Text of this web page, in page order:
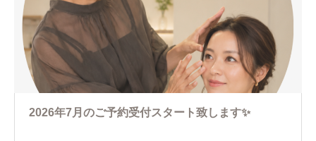
2026年7月のご予約受付スタート致します✨